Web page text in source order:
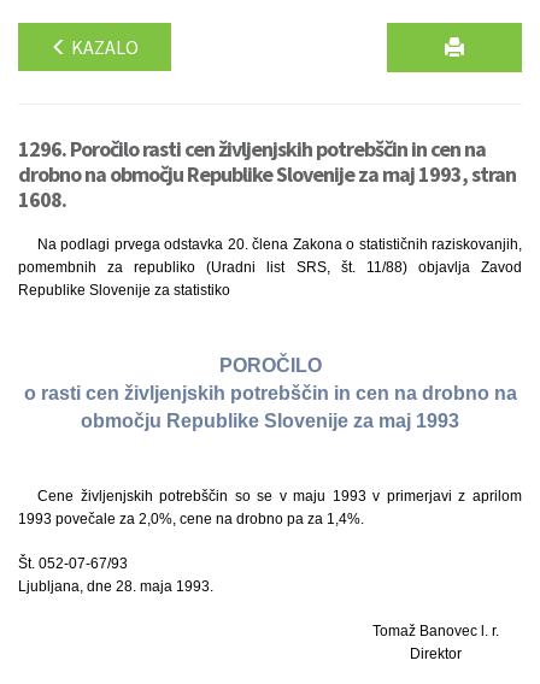
KAZALO
1296. Poročilo rasti cen življenjskih potrebščin in cen na
drobno na območju Republike Slovenije za maj 1993, stran
1608.
Na podlagi prvega odstavka 20. člena Zakona o statističnih raziskovanjih,
pomembnih za republiko (Uradni list SRS, št. 11/88) objavlja Zavod
Republike Slovenije za statistiko
POROČILO
o rasti cen življenjskih potrebščin in cen na drobno na
območju Republike Slovenije za maj 1993
Cene življenjskih potrebščin so se v maju 1993 v primerjavi z aprilom
1993 povečale za 2,0%, cene na drobno pa za 1,4%.
Št. 052-07-67/93
Ljubljana, dne 28. maja 1993.
Tomaž Banovec l. r.
Direktor